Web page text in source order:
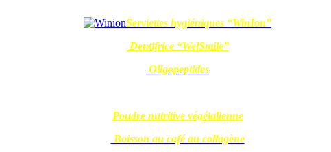
Serviettes hygiéniques “WinIon”
Dentifrice “WelSmile”
Oligopeptides
Poudre nutritive végétalienne
Boisson au café au collagène